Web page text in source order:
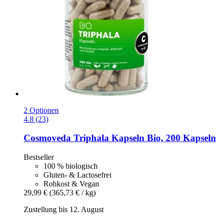
2 Optionen
4.8 (23)
Cosmoveda Triphala Kapseln Bio, 200 Kapseln
Bestseller
100 % biologisch
Gluten- & Lactosefrei
Rohkost & Vegan
29,99 € (365,73 € / kg)
Zustellung bis 12. August